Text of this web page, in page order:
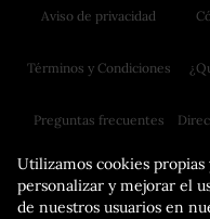
Utilizamos cookies
personalizar y mejorar el
de nuestros usuarios en
Aviso de privacidad
Términos y Condiciones
Preguntas frecuentes